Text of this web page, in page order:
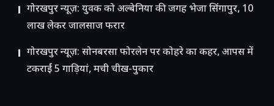
गोरखपुर न्यूज़: युवक को अल्बेनिया की जगह भेजा सिंगापुर, 10
लाख लेकर जालसाज फरार
गोरखपुर न्यूज़: सोनबरसा फोरलेन पर कोहरे का कहर, आपस में
टकराईं 5 गाड़ियां, मची चीख-पुकार